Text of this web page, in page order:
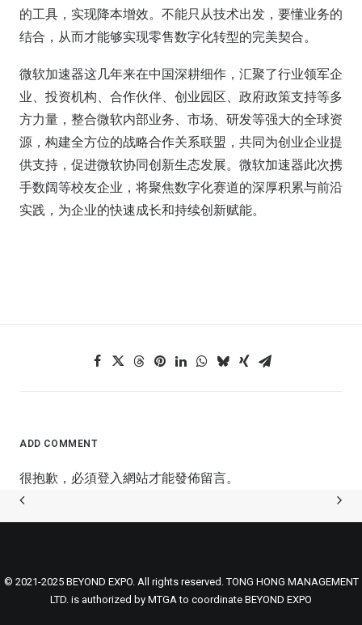
的工具，实现降本增效。不能只从技术出发，要懂业务的
结合，从而才能够实现零售数字化转型的完美契合。
微软加速器这几年来在中国深耕细作，汇聚了行业领军企
业、投资机构、合作伙伴、创业园区、政府政策支持等多
方力量，整合微软内部业务、市场、研发等强大的全球资
源，构建全方位的战略合作关系联盟，共同为创业企业提
供支持，促进微软协同创新生态发展。微软加速器此次携
手数阔等校友企业，将聚焦数字化赛道的深厚积累与前沿
实践，为企业的快速成长和持续创新赋能。
ADD COMMENT
很抱歉，必須登入網站才能發佈留言。
© 2021-2025 BEYOND EXPO. All rights reserved. TONG HONG MANAGEMENT
LTD. is authorized by MTGA to coordinate BEYOND EXPO